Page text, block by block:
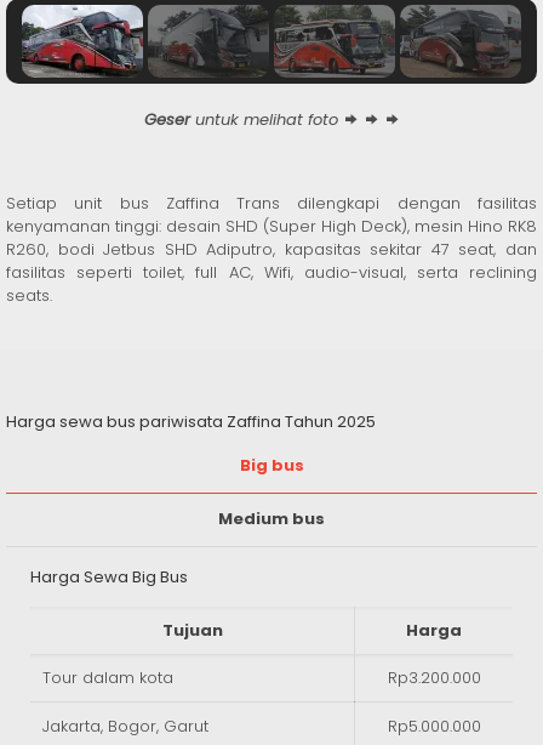
Geseruntuk melihat foto
Setiap unit bus Zaffina Trans dilengkapi dengan fasilitas
kenyamanan tinggi: desain SHD (Super High Deck), mesin Hino RK8
R260, bodi Jetbus SHD Adiputro, kapasitas sekitar 47 seat, dan
fasilitas seperti toilet, full AC, Wifi, audio-visual, serta reclining
seats.
Harga sewa bus pariwisata Zaffina Tahun 2025
Big bus
Medium bus
Harga Sewa Big Bus
Tujuan Harga
Tour dalam kota Rp3.200.000
Jakarta, Bogor, Garut Rp5.000.000